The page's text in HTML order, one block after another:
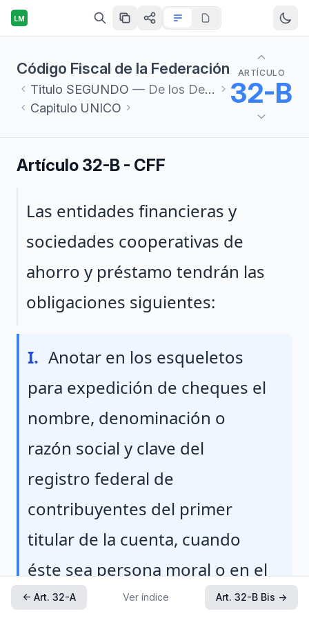
LM
Código Fiscal de la Federación
Titulo SEGUNDO — De los Derechos y Obligaciones de los Contribuyentes
Capitulo UNICO
ARTÍCULO
32-B
Artículo 32-B - CFF
Párrafo 1
Las entidades financieras y
sociedades cooperativas de
ahorro y préstamo tendrán las
obligaciones siguientes:
Fraccion I
I. Anotar en los esqueletos
para expedición de cheques el
nombre, denominación o
razón social y clave del
registro federal de
contribuyentes del primer
titular de la cuenta, cuando
éste sea persona moral o en el
caso de personas físicas,
← Art. 32-A Ver índice Art. 32-B Bis →